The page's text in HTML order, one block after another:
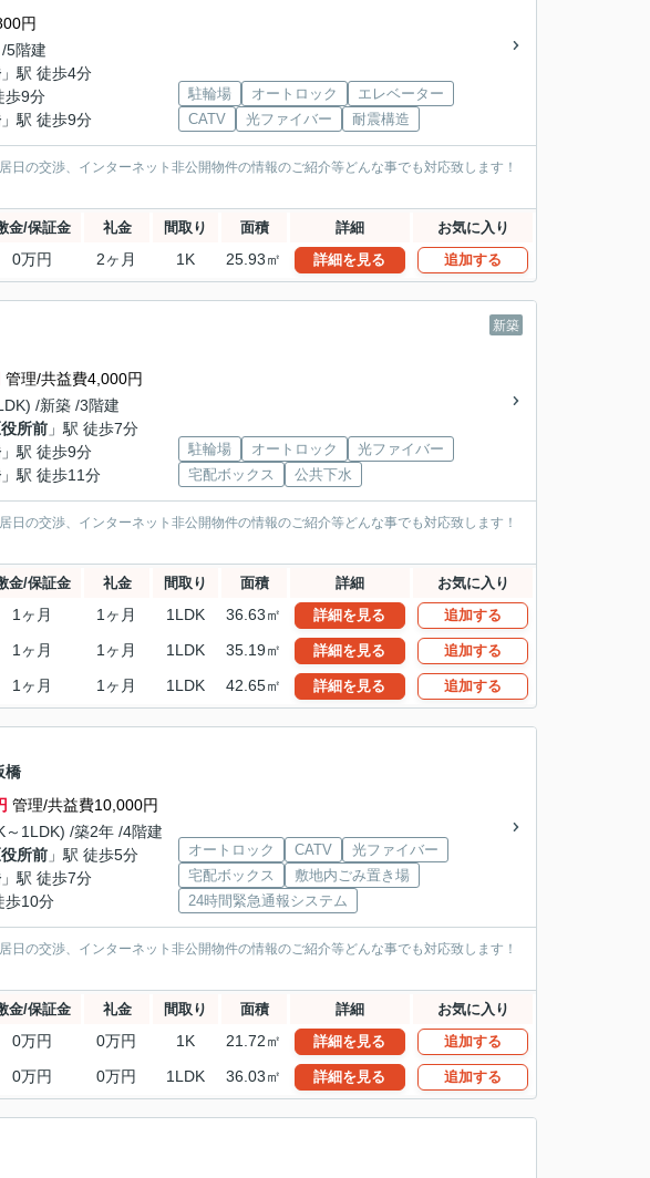
円
5階建
」駅 徒歩4分
歩9分
」駅 徒歩9分
駐輪場 オートロック
エレベーター
CATV
光ファイバー 耐震構造
の交渉、インターネット非公開物件の情報のご紹介等どんな事でも対応致します！
金/保証金 礼金 間取り 面積 詳細 お気に入り
0万円 2ヶ月 1K 25.93㎡ 詳細を見る 追加する
新築
管理/共益費4,000円
/新築 /3階建
所前 」駅 徒歩7分
」駅 徒歩9分
」駅 徒歩11分
駐輪場 オートロック
光ファイバー
宅配ボックス
公共下水
の交渉、インターネット非公開物件の情報のご紹介等どんな事でも対応致します！
金/保証金 礼金 間取り 面積 詳細 お気に入り
1ヶ月 1ヶ月 1LDK 36.63㎡ 詳細を見る 追加する
1ヶ月 1ヶ月 1LDK 35.19㎡ 詳細を見る 追加する
1ヶ月 1ヶ月 1LDK 42.65㎡ 詳細を見る 追加する
橋
管理/共益費10,000円
1LDK) /築2年 /4階建
所前 」駅 徒歩5分
」駅 徒歩7分
歩10分
オートロック CATV
光ファイバー
宅配ボックス
敷地内ごみ置き場
24時間緊急通報システム
の交渉、インターネット非公開物件の情報のご紹介等どんな事でも対応致します！
金/保証金 礼金 間取り 面積 詳細 お気に入り
0万円 0万円 1K 21.72㎡ 詳細を見る 追加する
0万円 0万円 1LDK 36.03㎡ 詳細を見る 追加する